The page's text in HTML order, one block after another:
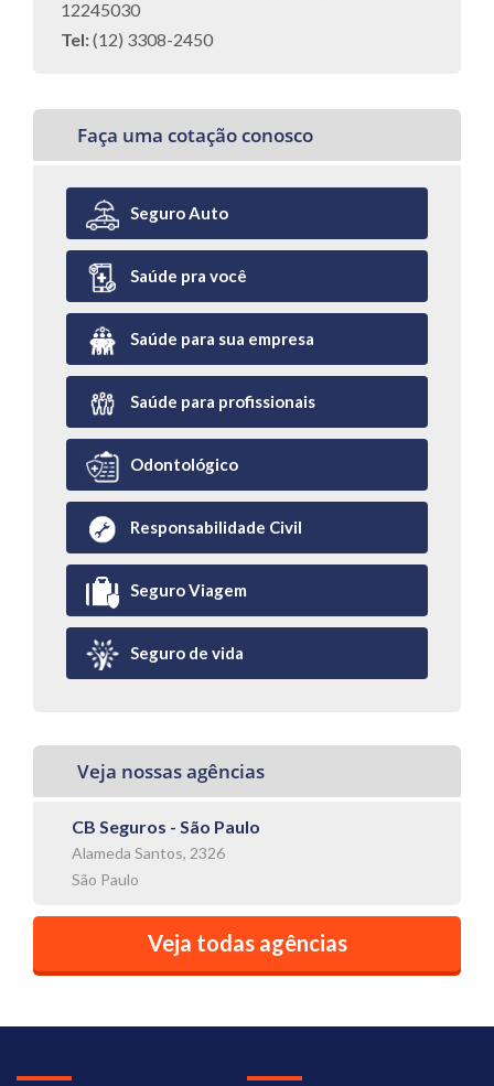
12245030
Tel:(12) 3308-2450
Faça uma cotação conosco
Seguro Auto
Saúde pra você
Saúde para sua empresa
Saúde para profissionais
Odontológico
Responsabilidade Civil
Seguro Viagem
Seguro de vida
Veja nossas agências
CB Seguros - São Paulo
Alameda Santos, 2326
São Paulo
Veja todas agências